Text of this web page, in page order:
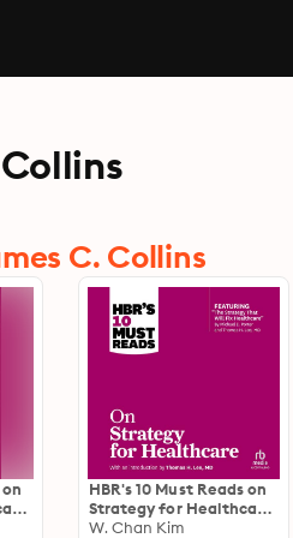
C. Collins
HBR's 10 Must Reads on
Strategy for Healthcare:
(featuring articles by
W. Chan Kim